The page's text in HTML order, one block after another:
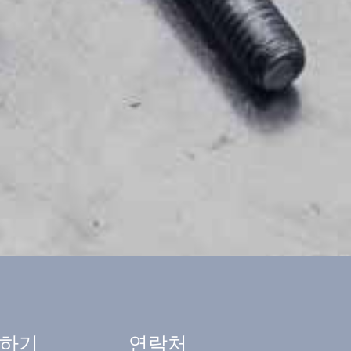
기 연락처